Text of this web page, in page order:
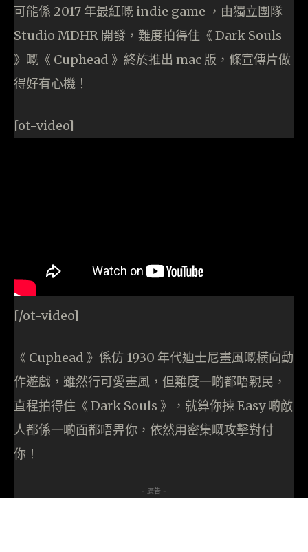
可能係 2017 年最紅嘅 indie game ，由獨立團隊
Studio MDHR 開發，難度拍得住《 Dark Souls
》嘅《 Cuphead 》終於推出 mac 版，條宣傳片做
得好有心機！
[ot-video]
[/ot-video]
《 Cuphead 》係仿 1930 年代迪士尼畫風嘅橫向動
作遊戲，雖然行可愛畫風，但難度一啲都唔親民，
直程拍得住《 Dark Souls 》，就算你揀 Easy 啲敵
人都係一啲面都唔畀你，依然用密集嘅攻擊對付
你！
- 廣告 -